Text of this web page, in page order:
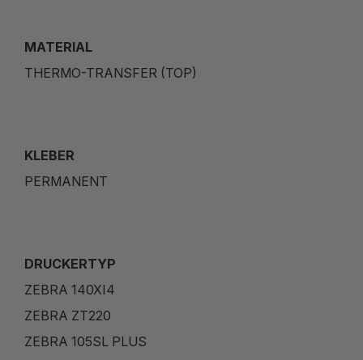
MATERIAL
THERMO-TRANSFER (TOP)
KLEBER
PERMANENT
DRUCKERTYP
ZEBRA 140XI4
ZEBRA ZT220
ZEBRA 105SL PLUS